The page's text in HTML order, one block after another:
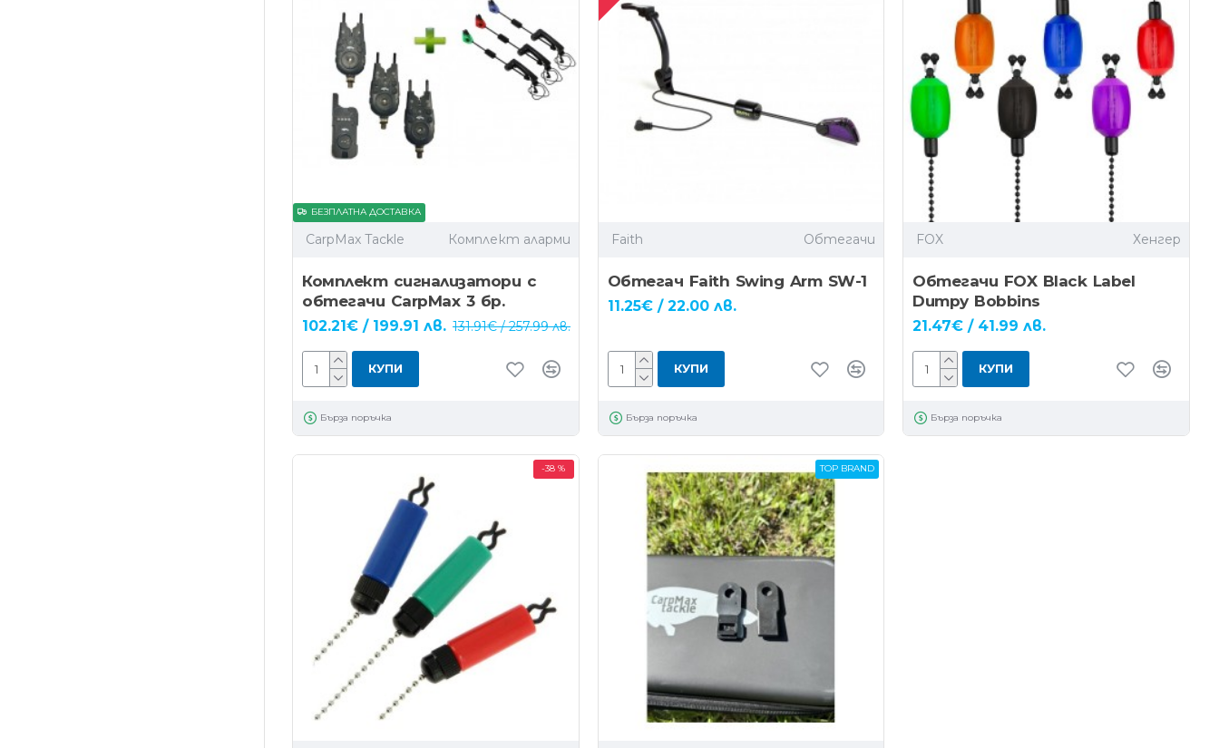
БЕЗПЛАТНА ДОСТАВКА
CarpMax Tackle Комплект аларми
Комплект сигнализатори с
обтегачи CarpMax 3 бр.
102.21€ / 199.91 лв. 131.91€ / 257.99 лв.
КУПИ
Бърза поръчка
Faith Обтегачи
Обтегач Faith Swing Arm SW-1
11.25€ / 22.00 лв.
КУПИ
Бърза поръчка
FOX Хенгер
Обтегачи FOX Black Label
Dumpy Bobbins
21.47€ / 41.99 лв.
КУПИ
Бърза поръчка
-38 % TOP BRAND